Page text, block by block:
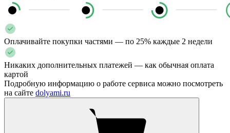
Оплачивайте покупки частями — по 25% каждые 2 недели
Никаких дополнительных платежей — как обычная оплата
картой
Подробную информацию о работе сервиса можно посмотреть
на сайте dolyami.ru